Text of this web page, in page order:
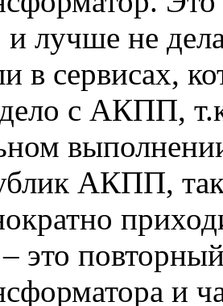
и лучше не
в сервисах,
с АКПП,
АКПП,
это
и